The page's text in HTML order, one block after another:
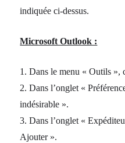
indiquée ci-dessus.
Microsoft Outlook :
1. Dans le menu « Outils »,
2. Dans l’onglet «
indésirable ».
3. Dans l’onglet «
Ajouter ».